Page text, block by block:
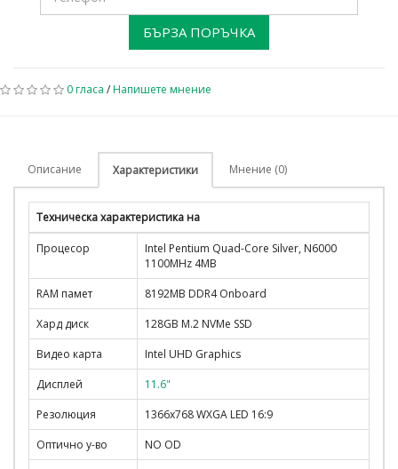
БЪРЗА ПОРЪЧКА
0 гласа /Напишете мнение
Описание Характеристики Мнение (0)
Техническа характеристика на
Процесор
Intel Pentium Quad-Core Silver, N6000
1100MHz 4MB
RAM памет
8192MB DDR4 Onboard
Хард диск
128GB M.2 NVMe SSD
Видео карта
Intel UHD Graphics
Дисплей
11.6"
Резолюция
1366x768 WXGA LED 16:9
Оптично у-во
NO OD